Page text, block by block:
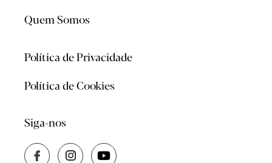
Quem Somos
Política de Privacidade
Política de Cookies
Siga-nos